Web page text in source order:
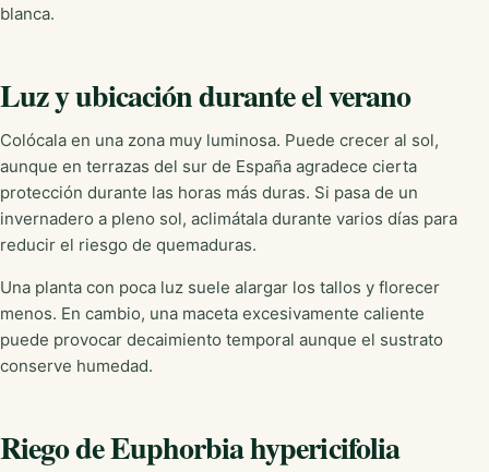
blanca.
Luz y ubicación durante el verano
Colócala en una zona muy luminosa. Puede crecer al sol,
aunque en terrazas del sur de España agradece cierta
protección durante las horas más duras. Si pasa de un
invernadero a pleno sol, aclimátala durante varios días para
reducir el riesgo de quemaduras.
Una planta con poca luz suele alargar los tallos y florecer
menos. En cambio, una maceta excesivamente caliente
puede provocar decaimiento temporal aunque el sustrato
conserve humedad.
Riego de Euphorbia hypericifolia